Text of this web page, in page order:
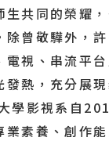
生共同的榮耀
除曾敬驊外，
視、串流平
發熱，充分展
學影視系自
業素養、創作